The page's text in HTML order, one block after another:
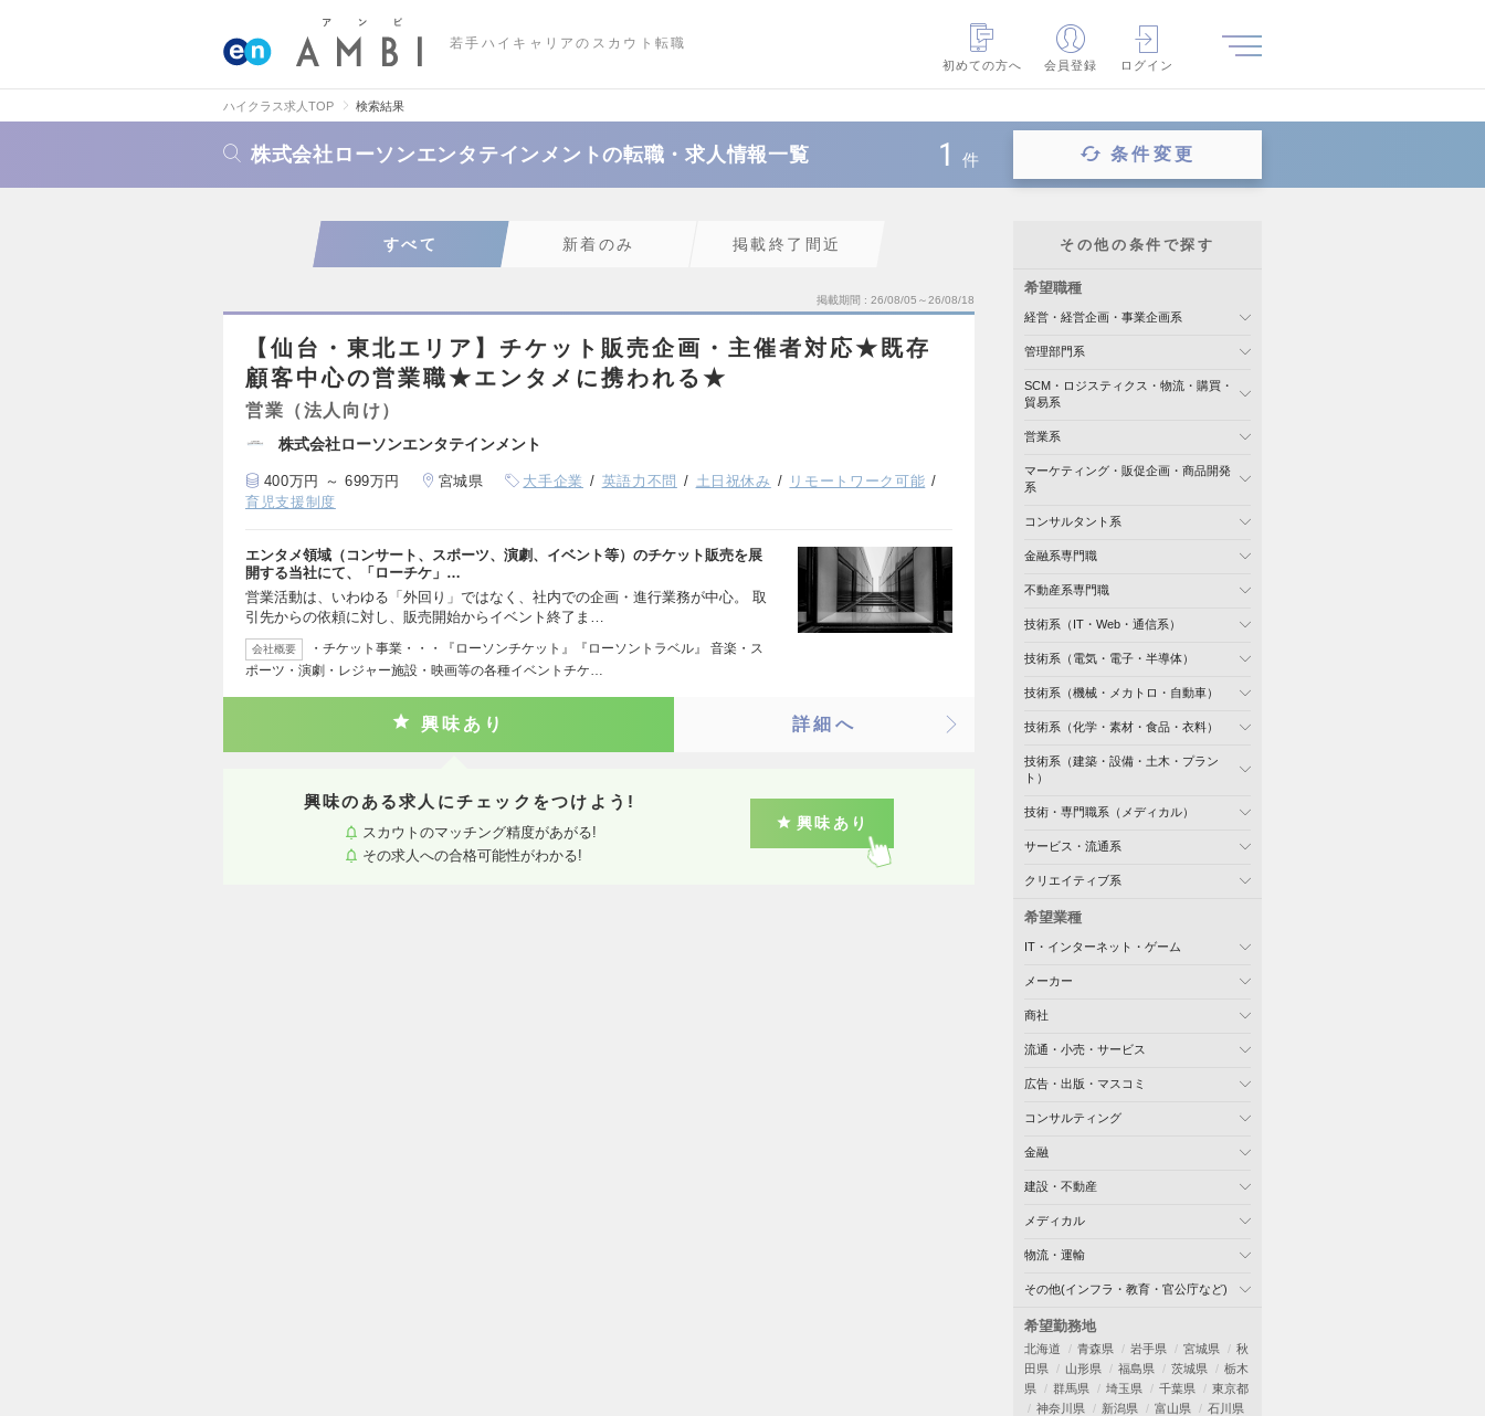
若手ハイキャリアのスカウト転職
初めての方へ
会員登録 ログイン
ハイクラス求人TOP 検索結果
株式会社ローソンエンタテインメントの転職・求人情報一覧 1 件 条件変更
すべて 新着のみ 掲載終了間近
掲載期間 26/08/05～26/08/18
【仙台・東北エリア】チケット販売企画・主催者対応★既存
顧客中心の営業職★エンタメに携われる★
営業（法人向け）
株式会社ローソンエンタテインメント
400万円 ～ 699万円 宮城県 大手企業 英語力不問 土日祝休み
リモートワーク可能
育児支援制度
エンタメ領域（コンサート、スポーツ、演劇、イベント等）のチケット販売を展
開する当社にて、「ローチケ」…
営業活動は、いわゆる「外回り」ではなく、社内での企画・進行業務が中心。 取
引先からの依頼に対し、販売開始からイベント終了ま…
会社概要
・チケット事業・・・『ローソンチケット』『ローソントラベル』 音楽・ス
ポーツ・演劇・レジャー施設・映画等の各種イベントチケ…
興味あり 詳細へ
興味のある求人にチェックをつけよう!
スカウトのマッチング精度があがる!
その求人への合格可能性がわかる!
興味あり
その他の条件で探す
希望職種
経営・経営企画・事業企画系
管理部門系
SCM・ロジスティクス・物流・購買・
貿易系
営業系
マーケティング・販促企画・商品開発
系
コンサルタント系
金融系専門職
不動産系専門職
技術系（IT・Web・通信系）
技術系（電気・電子・半導体）
技術系（機械・メカトロ・自動車）
技術系（化学・素材・食品・衣料）
技術系（建築・設備・土木・プラン
ト）
技術・専門職系（メディカル）
サービス・流通系
クリエイティブ系
希望業種
IT・インターネット・ゲーム
メーカー
商社
流通・小売・サービス
広告・出版・マスコミ
コンサルティング
金融
建設・不動産
メディカル
物流・運輸
その他(インフラ・教育・官公庁など)
希望勤務地
北海道 青森県 岩手県 宮城県
秋
田県
山形県 福島県 茨城県
栃木
県
群馬県 埼玉県 千葉県
東京都
神奈川県
新潟県 富山県
石川県